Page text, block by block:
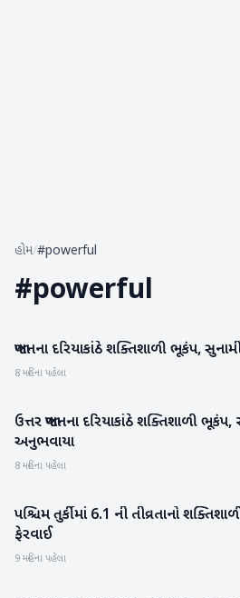
હોમ/#powerful
#powerful
આંતરરાષ્ટ્રીય
જાપાનના દરિયાકાંઠે શક્તિશાળી ભૂકંપ,
8 મહિના પહેલા
આંતરરાષ્ટ્રીય
ઉત્તર જાપાનના દરિયાકાંઠે શક્તિશાળી
અનુભવાયા
8 મહિના પહેલા
આંતરરાષ્ટ્રીય
પશ્ચિમ તુર્કીમાં 6.1 ની તીવ્રતાનો
ફેરવાઈ
9 મહિના પહેલા